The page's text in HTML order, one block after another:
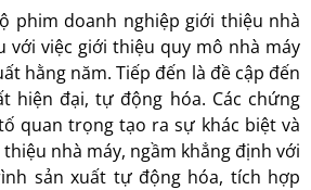
phim doanh nghiệp giới thiệu nhà
với việc giới thiệu quy mô nhà máy
hằng năm. Tiếp đến là đề cập đến
hiện đại, tự động hóa. Các chứng
quan trọng tạo ra sự khác biệt và
nhà máy, ngầm khẳng định với
sản xuất tự động hóa, tích hợp